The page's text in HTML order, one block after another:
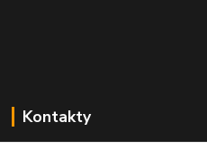
Kontakty